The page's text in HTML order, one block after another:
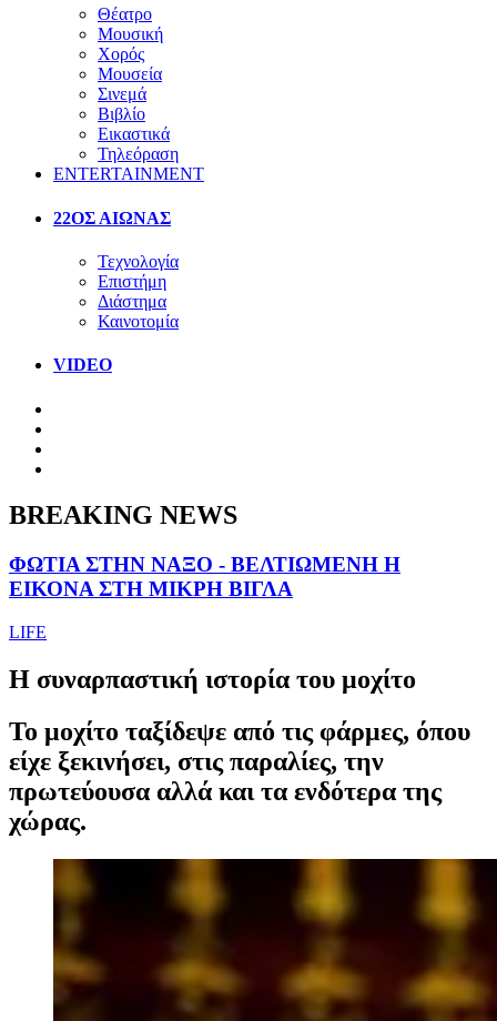
Θέατρο
Μουσική
Χορός
Μουσεία
Σινεμά
Βιβλίο
Εικαστικά
Τηλεόραση
ENTERTAINMENT
22ΟΣ ΑΙΩΝΑΣ
Τεχνολογία
Επιστήμη
Διάστημα
Καινοτομία
VIDEO
BREAKING NEWS
ΦΩΤΙΑ ΣΤΗΝ ΝΑΞΟ - ΒΕΛΤΙΩΜΕΝΗ Η
ΕΙΚΟΝΑ ΣΤΗ ΜΙΚΡΗ ΒΙΓΛΑ
LIFE
Η συναρπαστική ιστορία του μοχίτο
Το μοχίτο ταξίδεψε από τις φάρμες, όπου
είχε ξεκινήσει, στις παραλίες, την
πρωτεύουσα αλλά και τα ενδότερα της
χώρας.